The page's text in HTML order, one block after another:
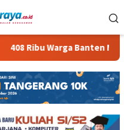
408 Ribu Warga Banten